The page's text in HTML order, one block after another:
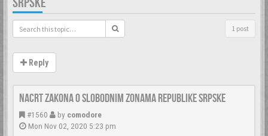
1 post
Reply
Nacrt zakona o slobodnim zonama Republike Srpske
#1560 by comodore
Mon Nov 02, 2020 5:23 pm